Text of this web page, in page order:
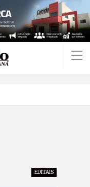
EDITAIS